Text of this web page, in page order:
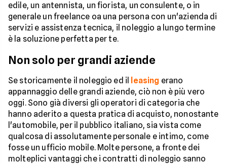
edile, un antennista, un fiorista, un consulente, o in
generale un freelance oa una persona con un'azienda di
servizi e assistenza tecnica, il noleggio a lungo termine
è la soluzione perfetta per te.
Non solo per grandi aziende
Se storicamente il noleggio ed il leasing erano
appannaggio delle grandi aziende, ciò non è più vero
oggi. Sono già diversi gli operatori di categoria che
hanno aderito a questa pratica di acquisto, nonostante
l'automobile, per il pubblico italiano, sia vista come
qualcosa di assolutamente personale e intimo, come
fosse un ufficio mobile. Molte persone, a fronte dei
molteplici vantaggi che i contratti di noleggio sanno